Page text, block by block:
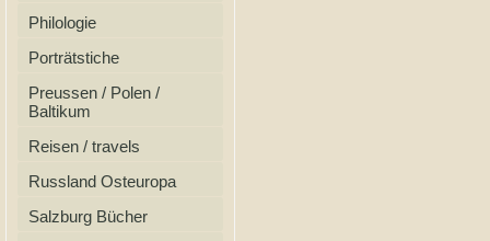
Philologie
Porträtstiche
Preussen / Polen /
Baltikum
Reisen / travels
Russland Osteuropa
Salzburg Bücher